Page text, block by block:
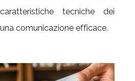
tecniche dei
comunicazione efficace.